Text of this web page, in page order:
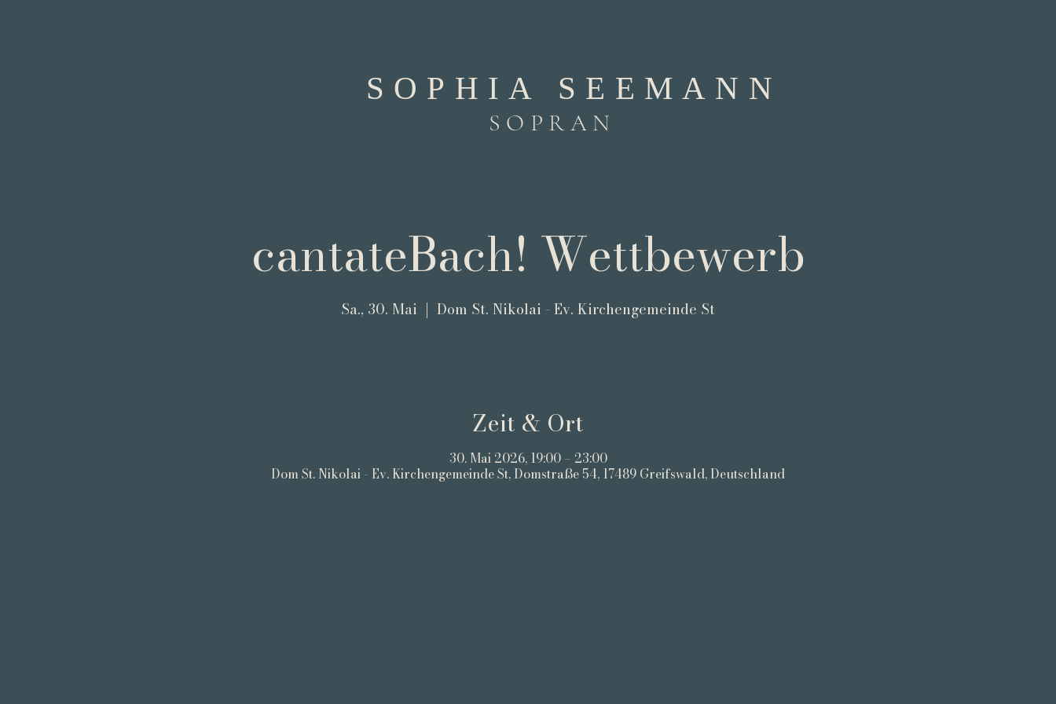
SOPHIA SEEMANN
SOPRAN
cantateBach! Wettbewerb
Sa., 30. Mai
  |
Dom St. Nikolai - Ev. Kirchengemeinde St
Zeit & Ort
30. Mai 2026, 19:00 – 23:00
Dom St. Nikolai - Ev. Kirchengemeinde St, Domstraße 54, 17489 Greifswald, Deutschland